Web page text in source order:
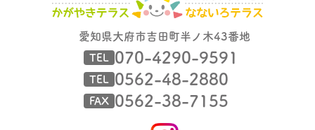
愛知県大府市吉田町半ノ木43番地
TEL 070-4290-9591
TEL 0562-48-2880
FAX 0562-38-7155